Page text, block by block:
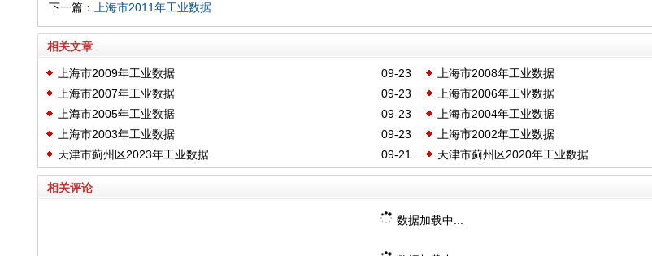
下一篇：
上海市2011年工业数据
相关文章
09-23
上海市2009年工业数据
上海市2008年工业数据
09-23
上海市2007年工业数据
上海市2006年工业数据
09-23
上海市2005年工业数据
上海市2004年工业数据
09-23
上海市2003年工业数据
上海市2002年工业数据
09-21
天津市蓟州区2023年工业数据 天津市蓟州区2020年工业数据
相关评论
数据加载中...